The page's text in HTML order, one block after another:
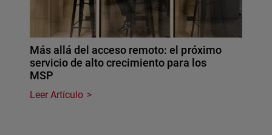
Más allá del acceso remoto: el próximo
servicio de alto crecimiento para los
MSP
Leer Artículo